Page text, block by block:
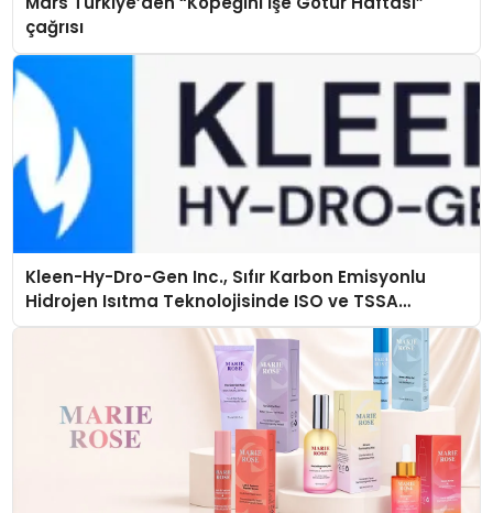
çağrısı
Kleen-Hy-Dro-Gen Inc., Sıfır Karbon Emisyonlu
Hidrojen Isıtma Teknolojisinde ISO ve TSSA
Düzenleyici Onaylarını Aldı